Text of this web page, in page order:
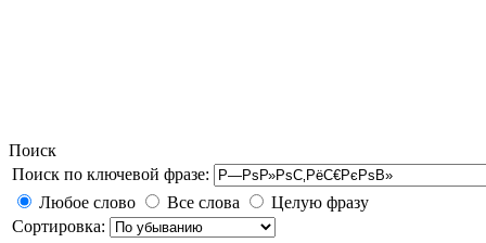
Поиск
Поиск по ключевой фразе:
Любое слово
Все слова
Целую фразу
Сортировка: